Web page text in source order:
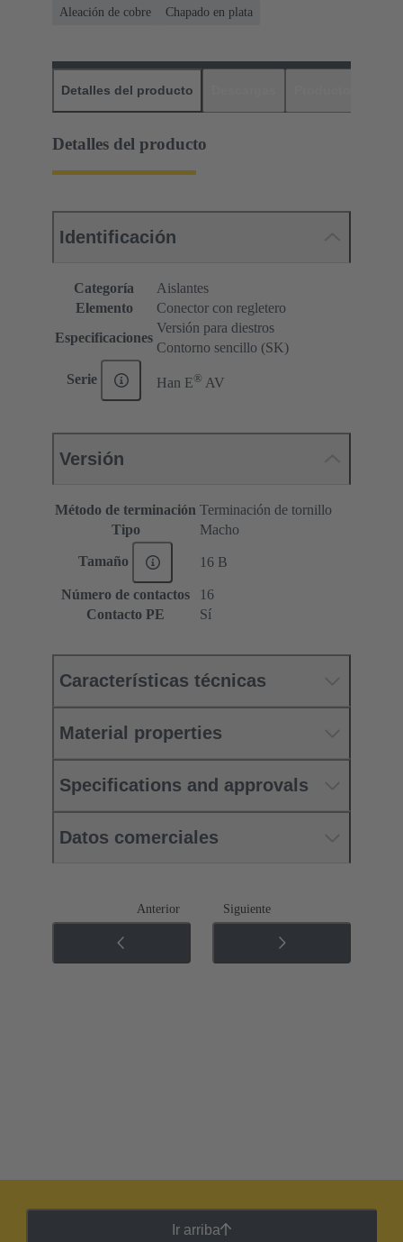
Aleación de cobre
Chapado en plata
Detalles del producto
Detalles del producto
Identificación
Categoría
Aislantes
Elemento
Conector con regletero
Especificaciones
Versión para diestros
Contorno sencillo (SK)
Serie Han E® AV
Versión
Método de terminación Terminación de tornillo
Tipo
Macho
Tamaño 16 B
Número de contactos
16
Contacto PE
Sí
Características técnicas
Material properties
Specifications and approvals
Datos comerciales
Anterior Siguiente
Ir arriba